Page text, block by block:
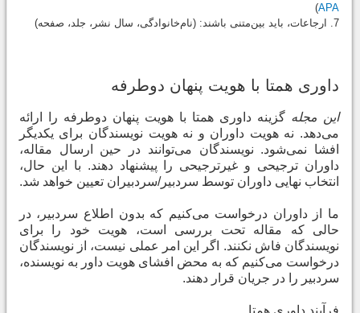
APA
)
7. ارجاعات، باید بین‌متنی باشند: (نام‌خانوادگی، سال نشر، جلد، صفحه)
داوری همتا با هویت پنهان دوطرفه
این مجلهگزینه داوری همتا با هویت پنهان دوطرفه را ارائه
می‌دهد. نه هویت داوران و نه هویت نویسندگان برای یکدیگر
افشا نمی‌شود. نویسندگان می‌توانند در حین ارسال مقاله،
داوران ترجیحی و غیرترجیحی را پیشنهاد دهند. با این حال،
انتخاب نهایی داوران توسط سردبیر/سردبیران تعیین خواهد شد.
ما از داوران درخواست می‌کنیم که بدون اطلاع سردبیر، در
حالی که مقاله تحت بررسی است، هویت خود را برای
نویسندگان فاش نکنند. اگر این امر عملی نیست، از نویسندگان
درخواست می‌کنیم که به محض افشای هویت داور به نویسنده،
سردبیر را در جریان قرار دهند.
فرآیند داوری همتا